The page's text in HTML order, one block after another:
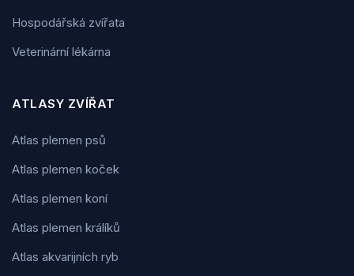
Hospodářská zvířata
Veterinární lékárna
ATLASY ZVÍŘAT
Atlas plemen psů
Atlas plemen koček
Atlas plemen koní
Atlas plemen králíků
Atlas akvarijních ryb